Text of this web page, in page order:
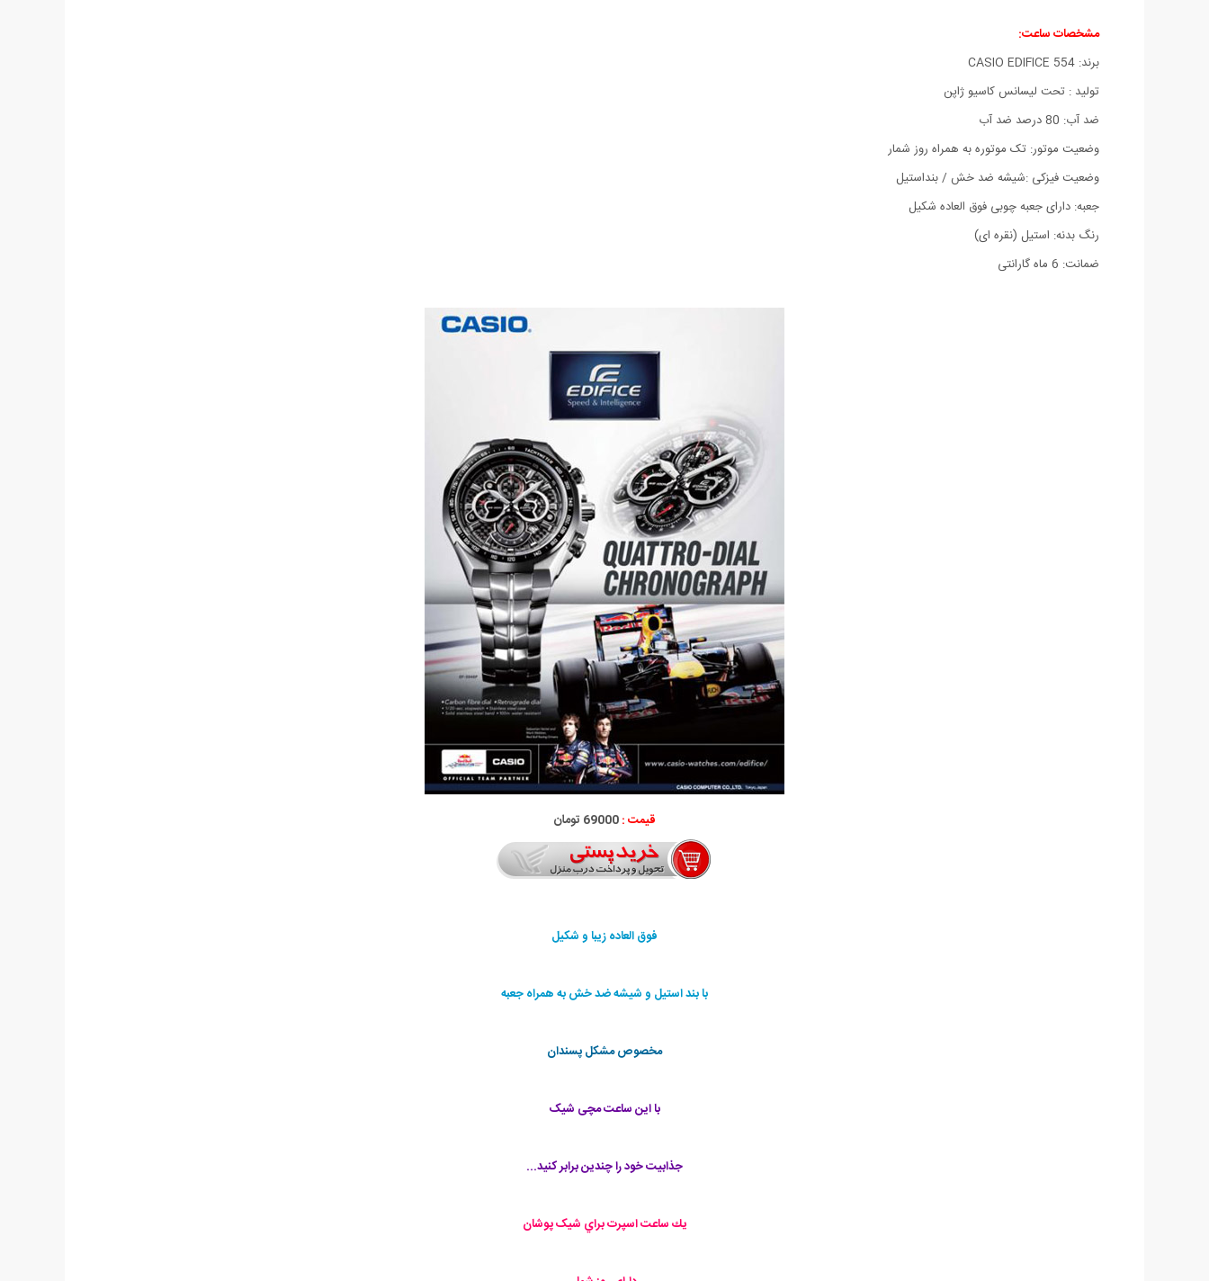
مشخصات ساعت:
برند: CASIO EDIFICE 554
تولید : تحت لیسانس کاسیو ژاپن
ضد آب: 80 درصد ضد آب
وضعیت موتور: تک موتوره به همراه روز شمار
وضعیت فیزکی :شیشه ضد خش / بنداستیل
جعبه: دارای جعبه چوبی فوق العاده شکیل
رنگ بدنه: استیل (نقره ای)
ضمانت: 6 ماه گارانتی
قیمت :69000 تومان
فوق العاده زیبا و شکیل
با بند استیل و شیشه ضد خش به همراه جعبه
مخصوص مشکل پسندان
با این ساعت مچی شیک
جذابیت خود را چندین برابر کنید...
يك ساعت اسپرت براي شیک پوشان